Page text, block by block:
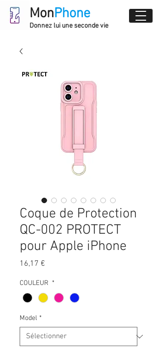
MonPhone
Donnez lui une seconde vie
Coque de Protection
QC-002 PROTECT
pour Apple iPhone
16,17 €
COULEUR *
Model *